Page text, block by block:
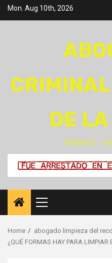
SkipMon. Aug 10th, 2026
DE
PODCAST –
Primary
Menu
Home
abogado limpieza del
¿QUÉ FORMAS HAY PARA LIMPIAR